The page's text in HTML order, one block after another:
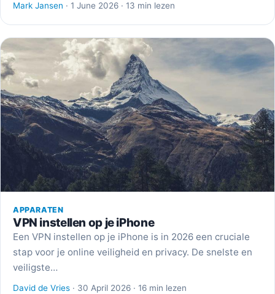
Mark Jansen · 1 June 2026 · 13 min lezen
APPARATEN
VPN instellen op je iPhone
Een VPN instellen op je iPhone is in 2026 een cruciale
stap voor je online veiligheid en privacy. De snelste en
veiligste…
David de Vries · 30 April 2026 · 16 min lezen